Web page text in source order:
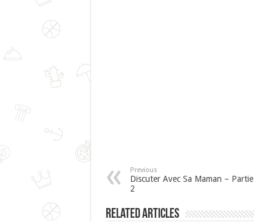
Previous
Discuter Avec Sa Maman – Partie
2
Related Articles